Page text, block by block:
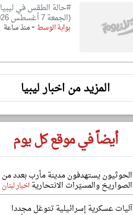
#حالة الطقس في ليبيا
(الجمعة 7 أغسطس 2026)
بوابة الوسط-منذ ساعة
المزيد من اخبار ليبيا
أيضاً في موقع كل يوم
الحوثيون يستهدفون مدينة مأرب بعدد من
الصواريخ والمسيّرات الانتحاريةاخبار لبنان
آليات عسكرية إسرائيلية تتوغل مجددا